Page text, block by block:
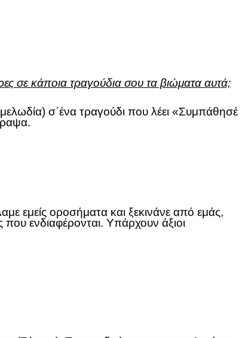
σε κάποια τραγούδια σου τα βιώματα αυτά;
σ΄ένα τραγούδι που λέει «Συμπάθησέ
εμείς οροσήματα και ξεκινάνε από εμάς,
ενδιαφέρονται. Υπάρχουν άξιοι